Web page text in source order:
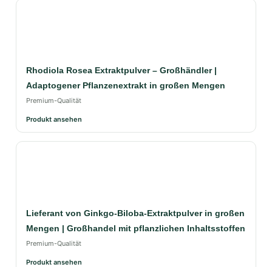
Rhodiola Rosea Extraktpulver – Großhändler |
Adaptogener Pflanzenextrakt in großen Mengen
Premium-Qualität
Produkt ansehen
Lieferant von Ginkgo-Biloba-Extraktpulver in großen
Mengen | Großhandel mit pflanzlichen Inhaltsstoffen
Premium-Qualität
Produkt ansehen